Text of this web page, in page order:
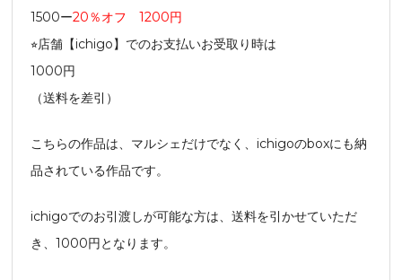
1500ー20％オフ 1200円
⭐︎店舗【ichigo】でのお支払いお受取り時は
1000円
（送料を差引）
こちらの作品は、マルシェだけでなく、ichigoのboxにも納
品されている作品です。
ichigoでのお引渡しが可能な方は、送料を引かせていただ
き、1000円となります。